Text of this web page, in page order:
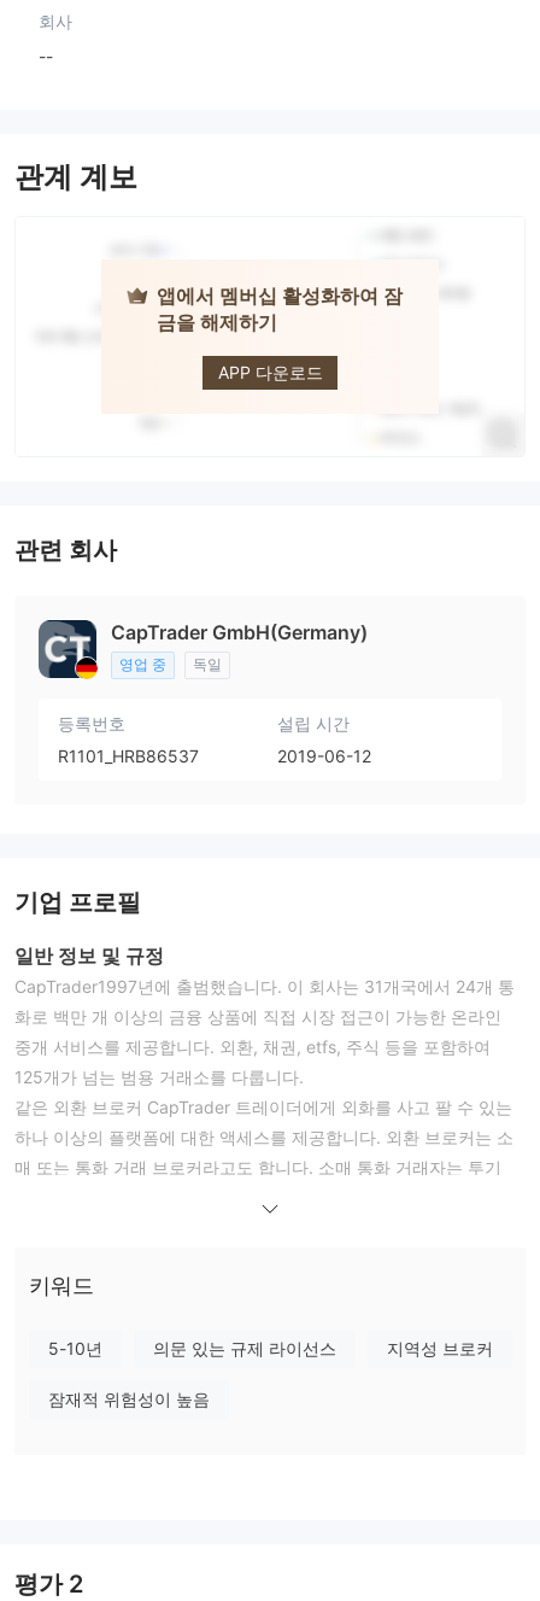
회사
--
관계 계보
앱에서 멤버십 활성화하여 잠
금을 해제하기
APP 다운로드
CapTrader
관련 회사
CapTrader GmbH(Germany)
영업 중 독일
등록번호
R1101_HRB86537
설립 시간
2019-06-12
기업 프로필
일반 정보 및 규정
CapTrader1997년에 출범했습니다. 이 회사는 31개국에서 24개 통
화로 백만 개 이상의 금융 상품에 직접 시장 접근이 가능한 온라인
중개 서비스를 제공합니다. 외환, 채권, etfs, 주식 등을 포함하여
125개가 넘는 범용 거래소를 다룹니다.
같은 외환 브로커 CapTrader 트레이더에게 외화를 사고 팔 수 있는
하나 이상의 플랫폼에 대한 액세스를 제공합니다. 외환 브로커는 소
매 또는 통화 거래 브로커라고도 합니다. 소매 통화 거래자는 투기
공될 수 있습니다.
일 fxflat wertpapierhandelsbank gmbh에서 운영하며 본사는
제공하며 본사는 독일에 있지만 회사는 전 세계에서 운영되고 있습
수수료는 대부분의 자산에 대해 0.3 기준점 이상으로 부과되며 이는
키워드
5-10년 의문 있는 규제 라이선스 지역성 브로커
잠재적 위험성이 높음
평가2